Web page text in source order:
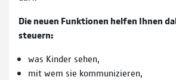
Die neuen Funktionen helfen Ihnen
steuern:
was Kinder sehen,
mit wem sie kommunizieren,